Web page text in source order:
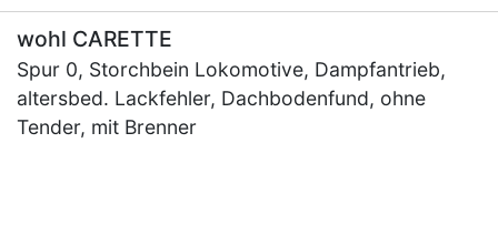
wohl CARETTE
Spur 0, Storchbein Lokomotive, Dampfantrieb,
altersbed. Lackfehler, Dachbodenfund, ohne
Tender, mit Brenner